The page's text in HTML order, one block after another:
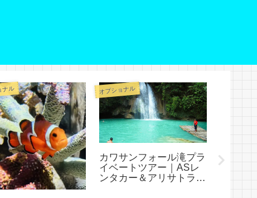
ナル オプショナル
カワサンフォール滝プラ
イベートツアー｜ASレ
ンタカー＆アリサトラベ
ニュー